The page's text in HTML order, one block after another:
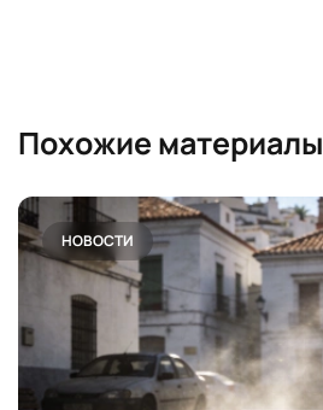
Похожие материалы
НОВОСТИ